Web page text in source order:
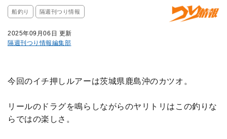
船釣り 隔週刊つり情報
2025年09月06日 更新
隔週刊つり情報編集部
今回のイチ押しルアーは茨城県鹿島沖のカツオ。
リールのドラグを鳴らしながらのヤリトリはこの釣りな
らではの楽しさ。